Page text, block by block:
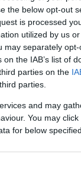
the below opt-out
is processed
utilized by us
may separately
the IAB’s list of
parties on the
parties.
and may
You may
for below
φορές, όταν ο
-παρόλες τις
στο
γίνεται, γιατί
Και
πολύ ωραίο
κόσμος,